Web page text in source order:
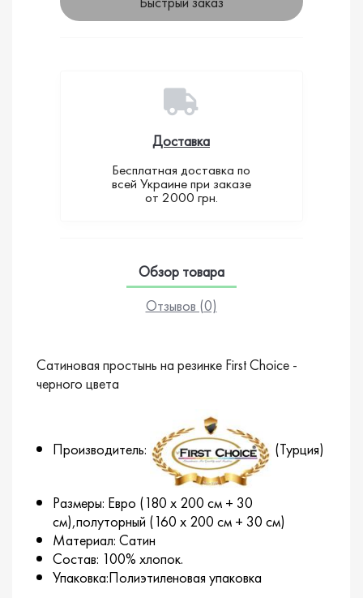
Доставка
Бесплатная доставка по
всей Украине при заказе
от 2000 грн.
Обзор товара
Отзывов (0)
Сатиновая простынь на резинке First Choice -
черного цвета
Производитель: (Турция)
Размеры: Евро (180 х 200 см + 30
см),полуторный (160 х 200 см + 30 см)
Материал: Сатин
Состав: 100% хлопок.
Упаковка:Полиэтиленовая упаковка